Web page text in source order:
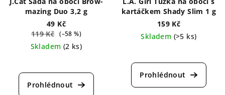
mazing Duo 3,2 g
49 Kč
119 Kč (–58 %)
Skladem (2 ks)
hodnocení
produktu
kartáčkem Shady Slim 1 g
159 Kč
Skladem (>5 ks)
hodnocení
produktu